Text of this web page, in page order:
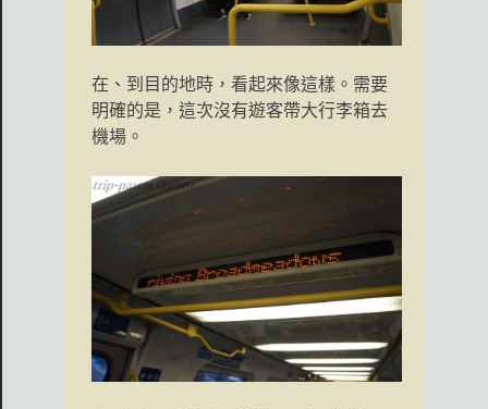
在、到目的地時，看起來像這樣。需要
明確的是，這次沒有遊客帶大行李箱去
機場。